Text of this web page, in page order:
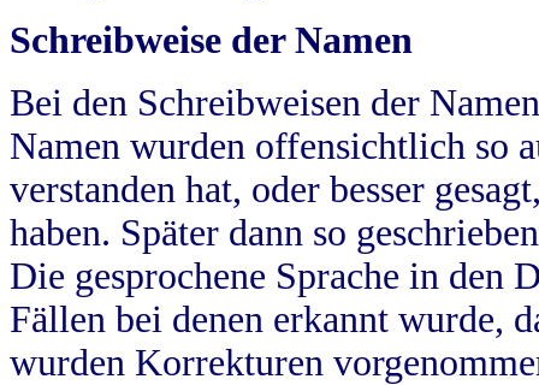
Schreibweise der Namen
Bei den Schreibweisen der
Namen wurden offensichtlich so
verstanden hat, oder besser
haben. Später dann so
Die gesprochene Sprache in
Fällen bei denen erkannt wurde,
wurden Korrekturen